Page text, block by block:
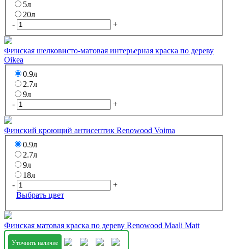
5л
20л
-
+
Финская шелковисто-матовая интерьерная краска по дереву
Oikea
0.9л
2.7л
9л
-
+
Финский кроющий антисептик Renowood Voima
0.9л
2.7л
9л
18л
-
+
Выбрать цвет
Финская матовая краска по дереву Renowood Maali Matt
Уточнить наличие